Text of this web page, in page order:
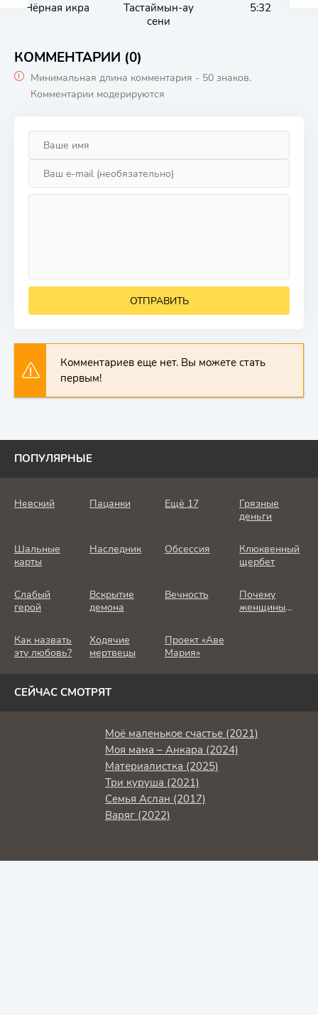
Чёрная икра
Тастаймын-ау
сени
5:32
КОММЕНТАРИИ (0)
Минимальная длина комментария - 50 знаков.
Комментарии модерируются
ОТПРАВИТЬ
Комментариев еще нет. Вы можете стать
первым!
ПОПУЛЯРНЫЕ
Невский Пацанки Ещё 17
Грязные
деньги
Шальные
карты
Наследник Обсессия
Клюквенный
щербет
Слабый
герой
Вскрытие
демона
Вечность
Почему
женщины
Как назвать
эту любовь?
Ходячие
мертвецы
Проект «Аве
Мария»
СЕЙЧАС СМОТРЯТ
Моё маленькое счастье (2021)
Моя мама – Анкара (2024)
Материалистка (2025)
Три куруша (2021)
Семья Аслан (2017)
Варяг (2022)